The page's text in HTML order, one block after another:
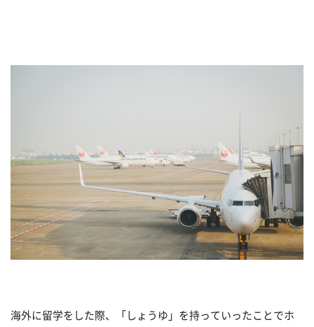
海外に留学をした際、「しょうゆ」を持っていったことでホ